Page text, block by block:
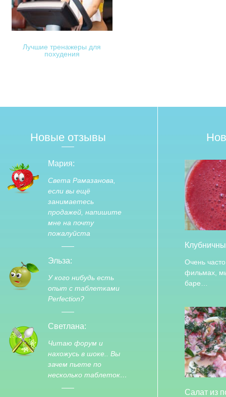
Лучшие тренажеры для
похудения
Новые отзывы
Мария:
Света Рамазанова,
если вы ещё
занимаетесь
продажей, напишите
мне на почту
пожалуйста
Эльза:
У кого нибудь есть
опыт с таблетками
Perfection?
Светлана:
Читаю форум и
нахожусь в шоке.. Вы
зачем пьете по
несколько таблеток…
Очень
фильмах,
баре…
Салат из